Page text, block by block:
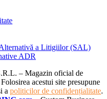
a Litigiilor (SAL)
ADR
– Magazin oficial de
acestui site presupune
a politicilor de confidențialitate.